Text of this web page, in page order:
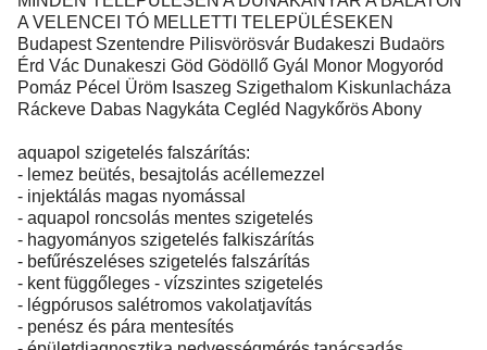
A VELENCEI TÓ MELLETTI TELEPÜLÉSEKEN
Budapest Szentendre Pilisvörösvár Budakeszi Budaörs
Érd Vác Dunakeszi Göd Gödöllő Gyál Monor Mogyoród
Pomáz Pécel Üröm Isaszeg Szigethalom Kiskunlacháza
Ráckeve Dabas Nagykáta Cegléd Nagykőrös Abony
aquapol szigetelés falszárítás:
- lemez beütés, besajtolás acéllemezzel
- injektálás magas nyomással
- aquapol roncsolás mentes szigetelés
- hagyományos szigetelés falkiszárítás
- befűrészeléses szigetelés falszárítás
- kent függőleges - vízszintes szigetelés
- légpórusos salétromos vakolatjavítás
- penész és pára mentesítés